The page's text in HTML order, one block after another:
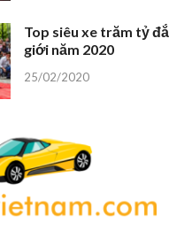
Top siêu xe trăm tỷ
giới năm 2020
25/02/2020